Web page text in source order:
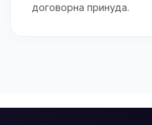
договорна принуда.